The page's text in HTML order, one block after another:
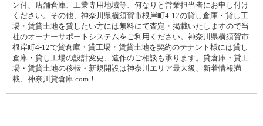
ン付、店舗倉庫、工業専用地域等、何なりと営業担当者にお申し付け
ください。その他、神奈川県横須賀市根岸町4-12の貸し倉庫・貸し工
場・賃貸土地を貸したい方には無料にて査定・掲載いたしますので当
社のオーナーサポートシステムをご利用ください。神奈川県横須賀市
根岸町4-12で貸倉庫・貸工場・賃貸土地を契約のテナント様には貸し
倉庫・貸し工場の設計変更、造作のご相談も承ります。貸倉庫・貸工
場・賃貸土地の移転・新規開設は神奈川エリア最大級、新着情報満
載、神奈川貸倉庫.com！